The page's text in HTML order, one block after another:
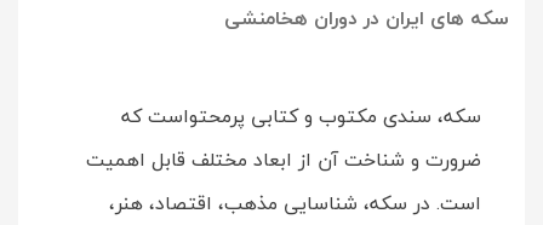
سکه های ایران در دوران هخامنشی
سکه، سندی مکتوب و کتابی پرمحتواست که
ضرورت و شناخت آن از ابعاد مختلف قابل اهمیت
است. در سکه، شناسایی مذهب، اقتصاد، هنر،